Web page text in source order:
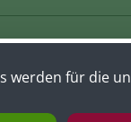
werden für die